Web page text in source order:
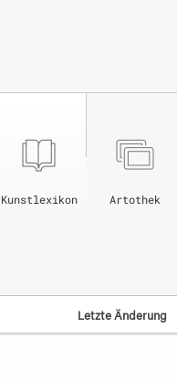
Artothek
Kunstlexikon
Letzte Änderung